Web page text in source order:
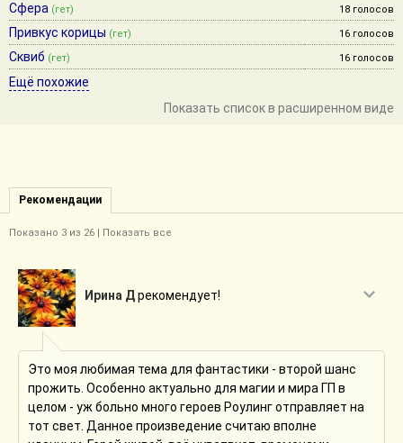
Сфера (гет) 18 голосов
Привкус корицы (гет) 16 голосов
Сквиб (гет) 16 голосов
Ещё похожие
Показать список в расширенном виде
Рекомендации
Показано 3 из 26 | Показать все
Ирина Дрекомендует!
Это моя любимая тема для фантастики - второй шанс
прожить. Особенно актуально для магии и мира ГП в
целом - уж больно много героев Роулинг отправляет на
тот свет. Данное произведение считаю вполне